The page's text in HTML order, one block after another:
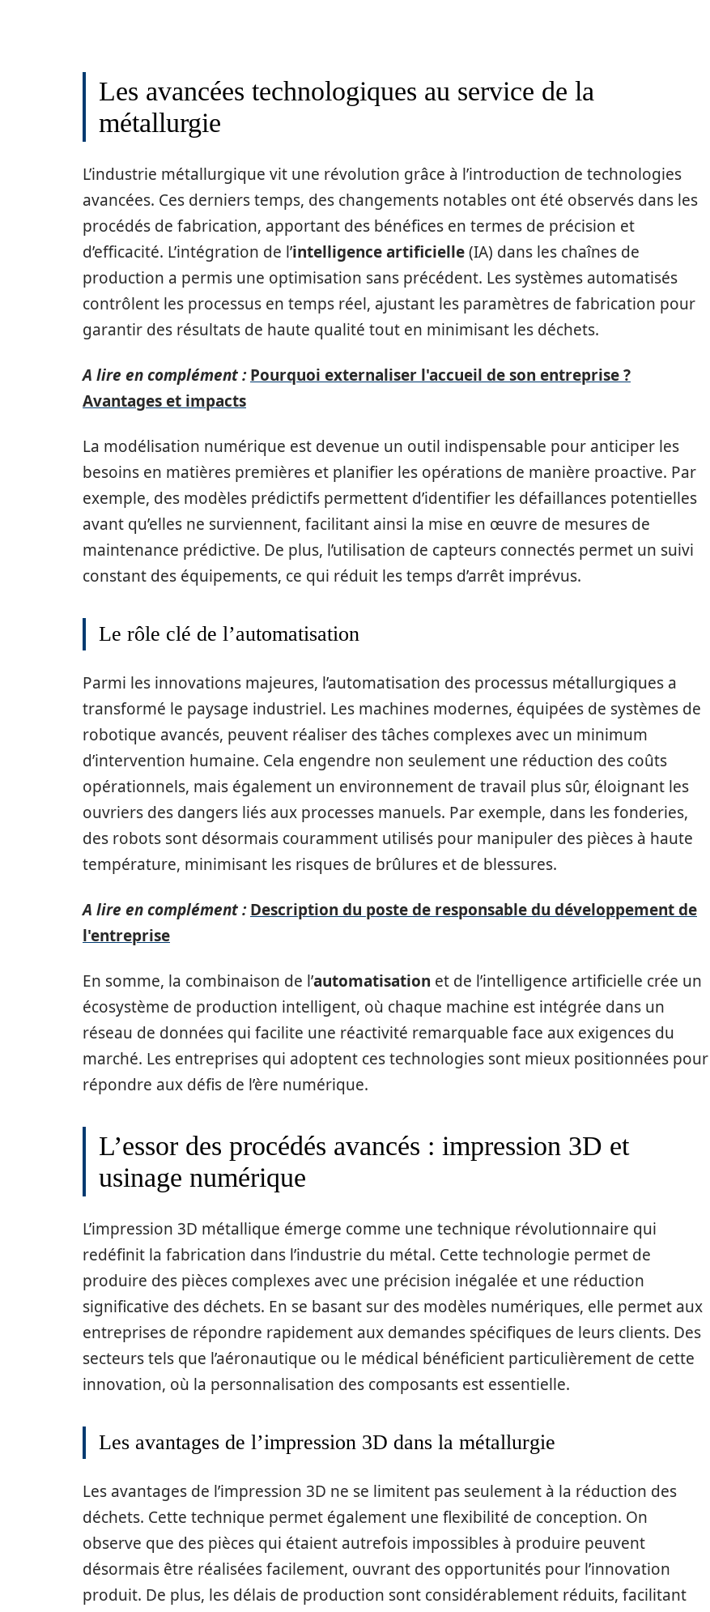
Les avancées technologiques au service de la
métallurgie
L’industrie métallurgique vit une révolution grâce à l’introduction de technologies
avancées. Ces derniers temps, des changements notables ont été observés dans les
procédés de fabrication, apportant des bénéfices en termes de précision et
d’efficacité. L’intégration de l’intelligence artificielle(IA) dans les chaînes de
production a permis une optimisation sans précédent. Les systèmes automatisés
contrôlent les processus en temps réel, ajustant les paramètres de fabrication pour
garantir des résultats de haute qualité tout en minimisant les déchets.
A lire en complément : Pourquoi externaliser l'accueil de son entreprise ?
Avantages et impacts
La modélisation numérique est devenue un outil indispensable pour anticiper les
besoins en matières premières et planifier les opérations de manière proactive. Par
exemple, des modèles prédictifs permettent d’identifier les défaillances potentielles
avant qu’elles ne surviennent, facilitant ainsi la mise en œuvre de mesures de
maintenance prédictive. De plus, l’utilisation de capteurs connectés permet un suivi
constant des équipements, ce qui réduit les temps d’arrêt imprévus.
Le rôle clé de l’automatisation
Parmi les innovations majeures, l’automatisation des processus métallurgiques a
transformé le paysage industriel. Les machines modernes, équipées de systèmes de
robotique avancés, peuvent réaliser des tâches complexes avec un minimum
d’intervention humaine. Cela engendre non seulement une réduction des coûts
opérationnels, mais également un environnement de travail plus sûr, éloignant les
ouvriers des dangers liés aux processes manuels. Par exemple, dans les fonderies,
des robots sont désormais couramment utilisés pour manipuler des pièces à haute
température, minimisant les risques de brûlures et de blessures.
A lire en complément : Description du poste de responsable du développement de
l'entreprise
En somme, la combinaison de l’automatisation et de l’intelligence artificielle crée un
écosystème de production intelligent, où chaque machine est intégrée dans un
réseau de données qui facilite une réactivité remarquable face aux exigences du
marché. Les entreprises qui adoptent ces technologies sont mieux positionnées pour
répondre aux défis de l’ère numérique.
L’essor des procédés avancés : impression 3D et
usinage numérique
L’impression 3D métallique émerge comme une technique révolutionnaire qui
redéfinit la fabrication dans l’industrie du métal. Cette technologie permet de
produire des pièces complexes avec une précision inégalée et une réduction
significative des déchets. En se basant sur des modèles numériques, elle permet aux
entreprises de répondre rapidement aux demandes spécifiques de leurs clients. Des
secteurs tels que l’aéronautique ou le médical bénéficient particulièrement de cette
innovation, où la personnalisation des composants est essentielle.
Les avantages de l’impression 3D dans la métallurgie
Les avantages de l’impression 3D ne se limitent pas seulement à la réduction des
déchets. Cette technique permet également une flexibilité de conception. On
observe que des pièces qui étaient autrefois impossibles à produire peuvent
désormais être réalisées facilement, ouvrant des opportunités pour l’innovation
produit. De plus, les délais de production sont considérablement réduits, facilitant